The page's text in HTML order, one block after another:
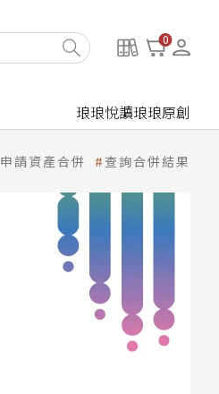
0
琅琅悅讀琅琅原創
申請資產合併 查詢合併結果